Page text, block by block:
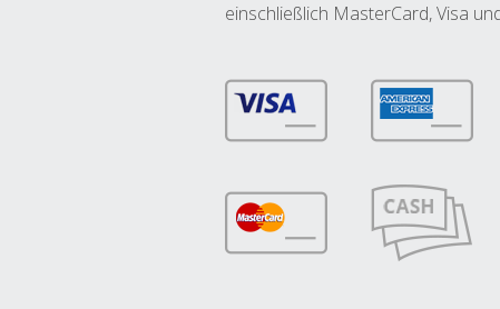
einschließlich MasterCard, Visa